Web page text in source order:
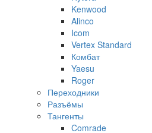
Kenwood
Alinco
Icom
Vertex Standard
Комбат
Yaesu
Roger
Переходники
Разъёмы
Тангенты
Comrade